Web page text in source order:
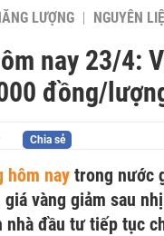
LƯỢNG NGUYÊN
nay 23/4:
đồng/
Chia sẻ
hôm nay trong nước
vàng giảm sau
nhà đầu tư tiếp tục